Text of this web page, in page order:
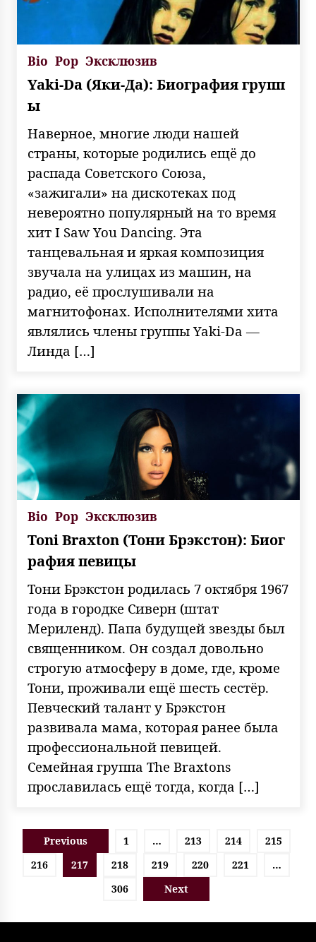
Bio Pop Эксклюзив
Yaki-Da (Яки-Да): Биография групп
ы
Наверное, многие люди нашей
страны, которые родились ещё до
распада Советского Союза,
«зажигали» на дискотеках под
невероятно популярный на то время
хит I Saw You Dancing. Эта
танцевальная и яркая композиция
звучала на улицах из машин, на
радио, её прослушивали на
магнитофонах. Исполнителями хита
являлись члены группы Yaki-Da —
Линда […]
Bio Pop Эксклюзив
Toni Braxton (Тони Брэкстон): Биог
рафия певицы
Тони Брэкстон родилась 7 октября 1967
года в городке Сиверн (штат
Мериленд). Папа будущей звезды был
священником. Он создал довольно
строгую атмосферу в доме, где, кроме
Тони, проживали ещё шесть сестёр.
Певческий талант у Брэкстон
развивала мама, которая ранее была
профессиональной певицей.
Семейная группа The Braxtons
прославилась ещё тогда, когда […]
Пагинация
записей
Previous 1 … 213 214
215
216
217 218 219 220 221
…
306
Next